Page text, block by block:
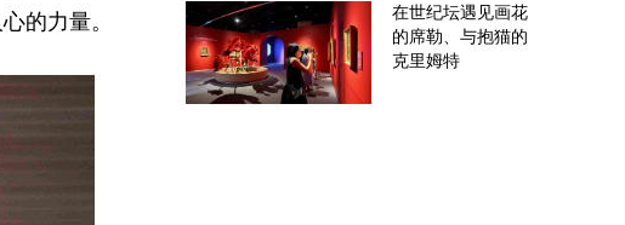
的力量。
在世纪坛遇见画花
的席勒、与抱猫的
克里姆特